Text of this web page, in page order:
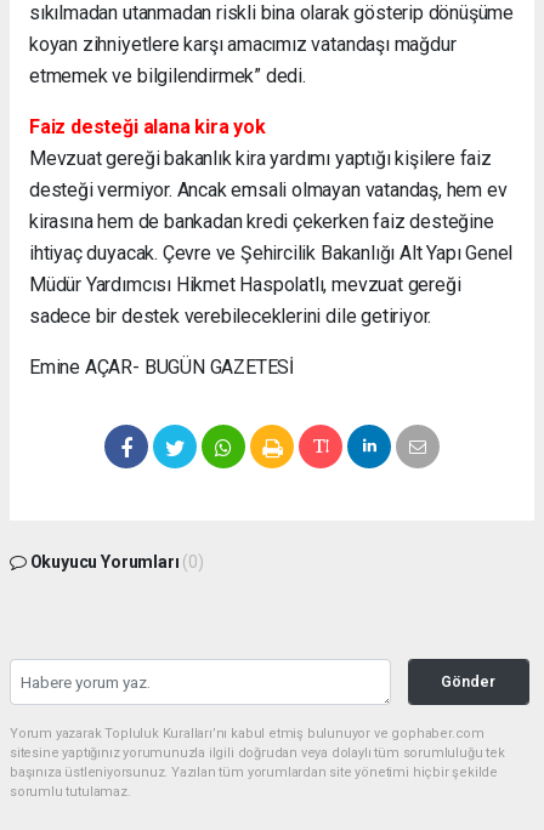
sıkılmadan utanmadan riskli bina olarak gösterip dönüşüme
koyan zihniyetlere karşı amacımız vatandaşı mağdur
etmemek ve bilgilendirmek” dedi.
Faiz desteği alana kira yok
Mevzuat gereği bakanlık kira yardımı yaptığı kişilere faiz
desteği vermiyor. Ancak emsali olmayan vatandaş, hem ev
kirasına hem de bankadan kredi çekerken faiz desteğine
ihtiyaç duyacak. Çevre ve Şehircilik Bakanlığı Alt Yapı Genel
Müdür Yardımcısı Hikmet Haspolatlı, mevzuat gereği
sadece bir destek verebileceklerini dile getiriyor.
Emine AÇAR- BUGÜN GAZETESİ
Okuyucu Yorumları (0)
Gönder
Yorum yazarak Topluluk Kuralları’nı kabul etmiş bulunuyor ve gophaber.com
sitesine yaptığınız yorumunuzla ilgili doğrudan veya dolaylı tüm sorumluluğu tek
başınıza üstleniyorsunuz. Yazılan tüm yorumlardan site yönetimi hiçbir şekilde
sorumlu tutulamaz.